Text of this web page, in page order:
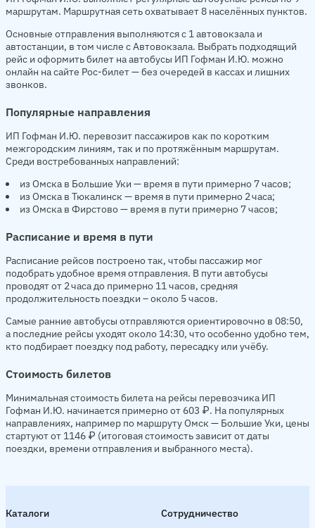
маршрутам. Маршрутная сеть охватывает 8 населённых пунктов.
Основные отправления выполняются с 1 автовокзала и
автостанции, в том числе с Автовокзала. Выбрать подходящий
рейс и оформить билет на автобусы ИП Гофман И.Ю. можно
онлайн на сайте Рос-билет — без очередей в кассах и лишних
звонков.
Популярные направления
ИП Гофман И.Ю. перевозит пассажиров как по коротким
межгородским линиям, так и по протяжённым маршрутам.
Среди востребованных направлений:
из Омска в Большие Уки — время в пути примерно 7 часов;
из Омска в Тюкалинск — время в пути примерно 2 часа;
из Омска в Фирстово — время в пути примерно 7 часов;
Расписание и время в пути
Расписание рейсов построено так, чтобы пассажир мог
подобрать удобное время отправления. В пути автобусы
проводят от 2 часа до примерно 11 часов, средняя
продолжительность поездки – около 5 часов.
Самые ранние автобусы отправляются ориентировочно в 08:50,
а последние рейсы уходят около 14:30, что особенно удобно тем,
кто подбирает поездку под работу, пересадку или учёбу.
Стоимость билетов
Минимальная стоимость билета на рейсы перевозчика ИП
Гофман И.Ю. начинается примерно от 603 ₽. На популярных
направлениях, например по маршруту Омск — Большие Уки, цены
стартуют от 1146 ₽ (итоговая стоимость зависит от даты
поездки, времени отправления и выбранного места).
Каталоги
Сотрудничество